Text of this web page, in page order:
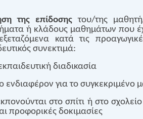
της επίδοσηςτου/της
ή κλάδους μαθημάτων που
κατά τις
συνεκτιμά:
διαδικασία
ενδιαφέρον για το συγκεκριμένο
στο σπίτι ή στο
προφορικές δοκιμασίες